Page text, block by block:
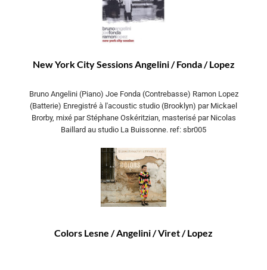
New York City Sessions Angelini / Fonda / Lopez
Bruno Angelini (Piano) Joe Fonda (Contrebasse) Ramon Lopez
(Batterie) Enregistré à l'acoustic studio (Brooklyn) par Mickael
Brorby, mixé par Stéphane Oskéritzian, masterisé par Nicolas
Baillard au studio La Buissonne. ref: sbr005
Colors Lesne / Angelini / Viret / Lopez